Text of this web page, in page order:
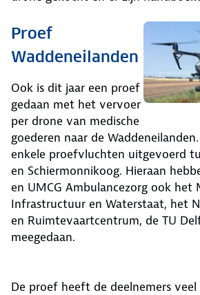
Proef
Waddeneilanden
Ook is dit jaar een proef
gedaan met het vervoer
per drone van medische
goederen naar de
enkele proefvluchten uitgevoerd
en Schiermonnikoog. Hieraan
en UMCG Ambulancezorg ook het
Infrastructuur en Waterstaat, het
en Ruimtevaartcentrum, de TU
meegedaan.
De proef heeft de deelnemers